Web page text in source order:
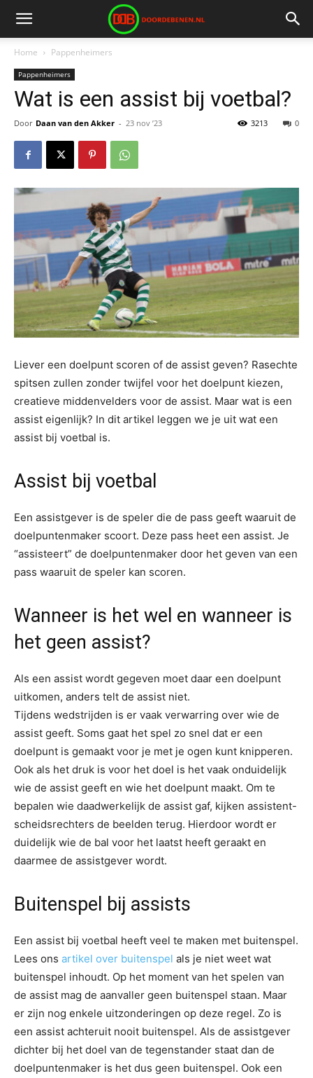
Home Pappenheimers
Pappenheimers
Wat is een assist bij voetbal?
Door Daan van den Akker - 23 nov ’23 0
3213
Liever een doelpunt scoren of de assist geven? Rasechte
spitsen zullen zonder twijfel voor het doelpunt kiezen,
creatieve middenvelders voor de assist. Maar wat is een
assist eigenlijk? In dit artikel leggen we je uit wat een
assist bij voetbal is.
Assist bij voetbal
Een assistgever is de speler die de pass geeft waaruit de
doelpuntenmaker scoort. Deze pass heet een assist. Je
“assisteert” de doelpuntenmaker door het geven van een
pass waaruit de speler kan scoren.
Wanneer is het wel en wanneer is
het geen assist?
Als een assist wordt gegeven moet daar een doelpunt
uitkomen, anders telt de assist niet.
Tijdens wedstrijden is er vaak verwarring over wie de
assist geeft. Soms gaat het spel zo snel dat er een
doelpunt is gemaakt voor je met je ogen kunt knipperen.
Ook als het druk is voor het doel is het vaak onduidelijk
wie de assist geeft en wie het doelpunt maakt. Om te
bepalen wie daadwerkelijk de assist gaf, kijken assistent-
scheidsrechters de beelden terug. Hierdoor wordt er
duidelijk wie de bal voor het laatst heeft geraakt en
daarmee de assistgever wordt.
Buitenspel bij assists
Een assist bij voetbal heeft veel te maken met buitenspel.
Lees ons artikel over buitenspel als je niet weet wat
buitenspel inhoudt. Op het moment van het spelen van
de assist mag de aanvaller geen buitenspel staan. Maar
er zijn nog enkele uitzonderingen op deze regel. Zo is
een assist achteruit nooit buitenspel. Als de assistgever
dichter bij het doel van de tegenstander staat dan de
doelpuntenmaker is het dus geen buitenspel. Ook een